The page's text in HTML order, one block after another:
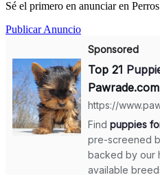
Sé el primero en anunciar en Perros
Publicar Anuncio